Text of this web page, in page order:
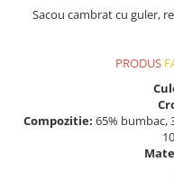
Sacou cambrat cu guler,
PRODUS
Compozitie: 65% bumbac,